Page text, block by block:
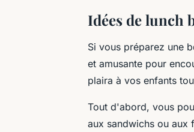
Idées de lunch
Si vous préparez une
et amusante pour
plaira à vos enfants
Tout d'abord, vous
aux sandwichs ou